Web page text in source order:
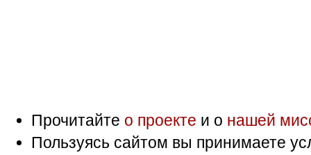
Прочитайте о проекте и о нашей
Пользуясь сайтом вы принимаете